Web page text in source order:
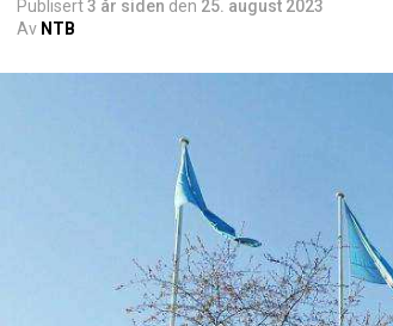
Publisert3 år siden den 25. august 2023
Av NTB